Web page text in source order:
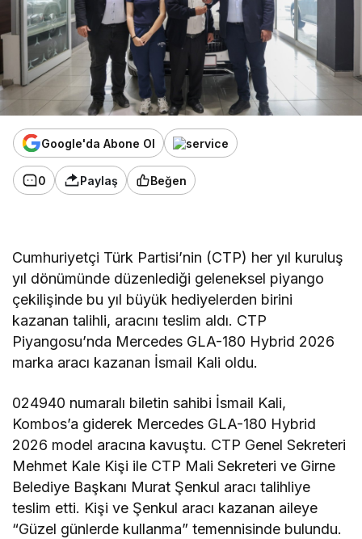
Google'da Abone Ol
0 Paylaş Beğen
Cumhuriyetçi Türk Partisi’nin (CTP) her yıl kuruluş
yıl dönümünde düzenlediği geleneksel piyango
çekilişinde bu yıl büyük hediyelerden birini
kazanan talihli, aracını teslim aldı. CTP
Piyangosu’nda Mercedes GLA-180 Hybrid 2026
marka aracı kazanan İsmail Kali oldu.
024940 numaralı biletin sahibi İsmail Kali,
Kombos’a giderek Mercedes GLA-180 Hybrid
2026 model aracına kavuştu. CTP Genel Sekreteri
Mehmet Kale Kişi ile CTP Mali Sekreteri ve Girne
Belediye Başkanı Murat Şenkul aracı talihliye
teslim etti. Kişi ve Şenkul aracı kazanan aileye
“Güzel günlerde kullanma” temennisinde bulundu.